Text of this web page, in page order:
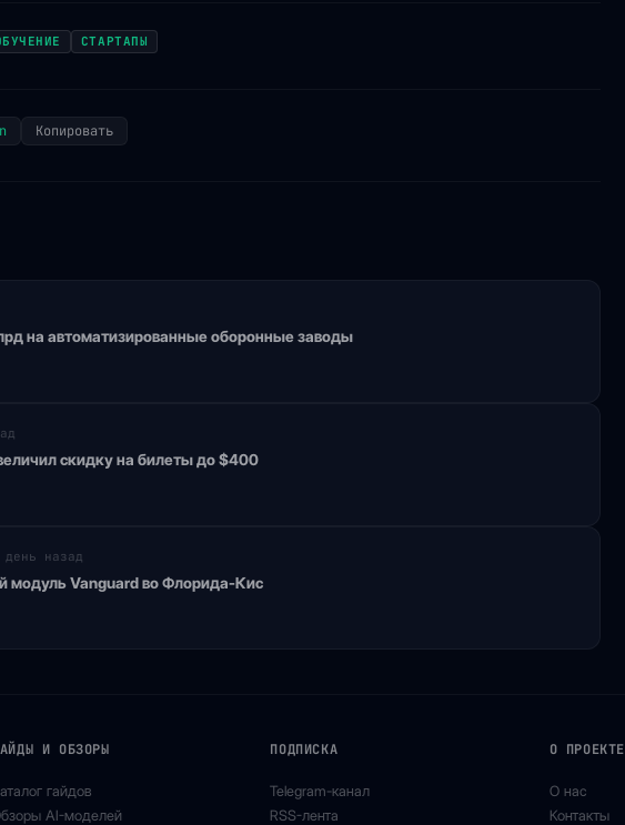
СТАРТАПЫ
Копировать
на автоматизированные оборонные заводы
скидку на билеты до $400
день назад
модуль Vanguard во Флорида-Кис
И ОБЗОРЫ
гайдов
AI-моделей
ПОДПИСКА
Telegram-канал
RSS-лента
О ПРОЕКТЕ
О нас
Контакты